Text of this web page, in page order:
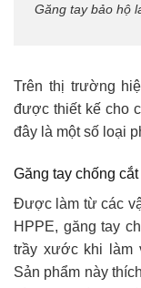
Găng tay bảo hộ
Trên thị trường
được thiết kế cho
đây là một số loại
Găng tay chống cắt
Được làm từ các
HPPE, găng tay
trầy xước khi làm
Sản phẩm này